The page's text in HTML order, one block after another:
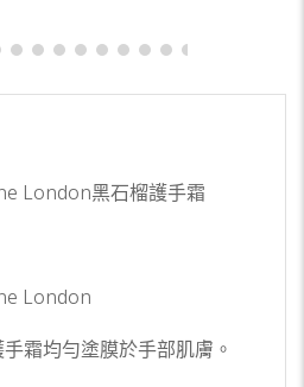
London黑石榴護手霜
London
霜均勻塗膜於手部肌膚。